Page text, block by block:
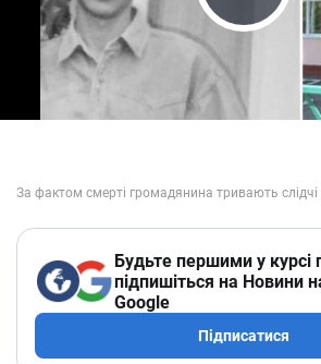
Play
Будьте першими у курсі
підпишіться на Новини
Google
Підписатися